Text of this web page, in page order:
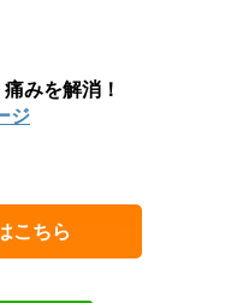
みを解消！
ジ
こちら